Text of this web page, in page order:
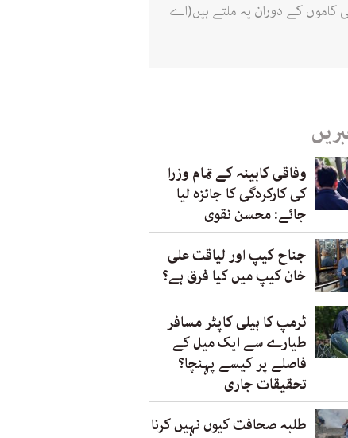
کاموں کے دوران یہ ملتے ہیں(اے
وفاقی کابینہ کے تمام وزرا
کی کارکردگی کا جائزہ لیا
جائے: محسن نقوی
جناح کیپ اور لیاقت علی
خان کیپ میں کیا فرق ہے؟
ٹرمپ کا ہیلی کاپٹر مسافر
طیارے سے ایک میل کے
فاصلے پر کیسے پہنچا؟
تحقیقات جاری
طلبہ صحافت کیوں نہیں کرنا